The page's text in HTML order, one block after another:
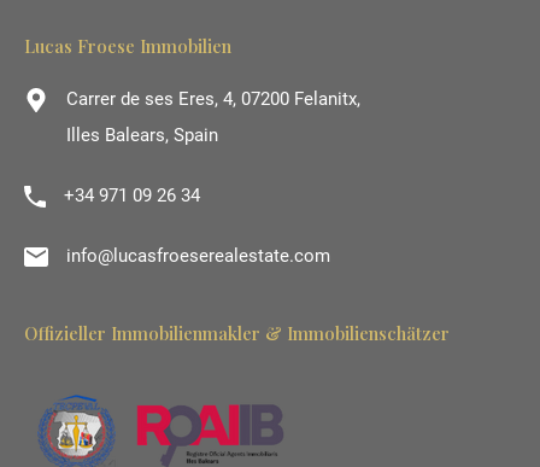
Lucas Froese Immobilien
Carrer de ses Eres, 4, 07200 Felanitx,
Illes Balears, Spain
+34 971 09 26 34
info@lucasfroeserealestate.com
Offizieller Immobilienmakler & Immobilienschätzer